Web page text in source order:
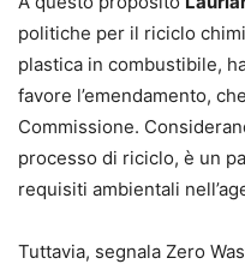
politiche per il riciclo
plastica in combustibile,
favore l’emendamento,
Commissione.
processo di riciclo, è un
requisiti ambientali
Tuttavia, segnala Zero